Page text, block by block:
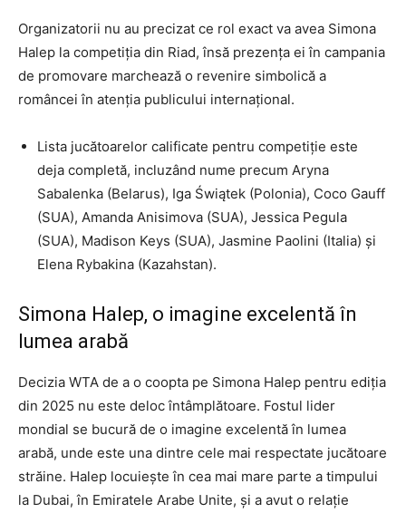
Organizatorii nu au precizat ce rol exact va avea Simona
Halep la competiția din Riad, însă prezența ei în campania
de promovare marchează o revenire simbolică a
româncei în atenția publicului internațional.
Lista jucătoarelor calificate pentru competiție este
deja completă, incluzând nume precum Aryna
Sabalenka (Belarus), Iga Świątek (Polonia), Coco Gauff
(SUA), Amanda Anisimova (SUA), Jessica Pegula
(SUA), Madison Keys (SUA), Jasmine Paolini (Italia) și
Elena Rybakina (Kazahstan).
Simona Halep, o imagine excelentă în
lumea arabă
Decizia WTA de a o coopta pe Simona Halep pentru ediția
din 2025 nu este deloc întâmplătoare. Fostul lider
mondial se bucură de o imagine excelentă în lumea
arabă, unde este una dintre cele mai respectate jucătoare
străine. Halep locuiește în cea mai mare parte a timpului
la Dubai, în Emiratele Arabe Unite, și a avut o relație